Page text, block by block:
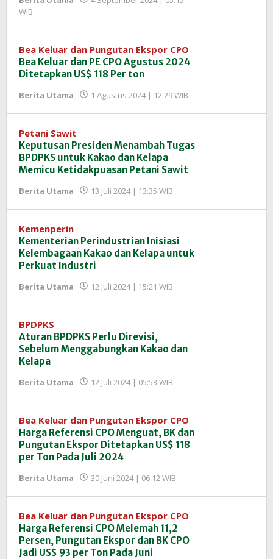
WIB
InfoSAWIT
Bea Keluar dan Pungutan Ekspor CPO
Bea Keluar dan PE CPO Agustus 2024
Ditetapkan US$ 118 Per ton
Berita Utama 1 Agustus 2024 | 12:29 WIB
InfoSAWIT
Petani Sawit
Keputusan Presiden Menambah Tugas
BPDPKS untuk Kakao dan Kelapa
Memicu Ketidakpuasan Petani Sawit
Berita Utama 13 Juli 2024 | 13:35 WIB
InfoSAWIT
Kemenperin
Kementerian Perindustrian Inisiasi
Kelembagaan Kakao dan Kelapa untuk
Perkuat Industri
Berita Utama 12 Juli 2024 | 15:21 WIB
InfoSAWIT
BPDPKS
Aturan BPDPKS Perlu Direvisi,
Sebelum Menggabungkan Kakao dan
Kelapa
Berita Utama 12 Juli 2024 | 05:53 WIB
InfoSAWIT
Bea Keluar dan Pungutan Ekspor CPO
Harga Referensi CPO Menguat, BK dan
Pungutan Ekspor Ditetapkan US$ 118
per Ton Pada Juli 2024
Berita Utama 30 Juni 2024 | 06:12 WIB
InfoSAWIT
Bea Keluar dan Pungutan Ekspor CPO
Harga Referensi CPO Melemah 11,2
Persen, Pungutan Ekspor dan BK CPO
Jadi US$ 93 per Ton Pada Juni